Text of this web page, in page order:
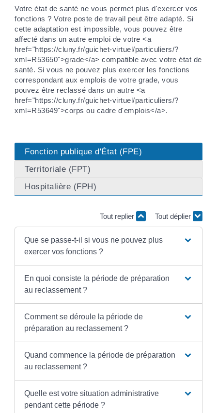
Votre état de santé ne vous permet plus d'exercer vos
fonctions ? Votre poste de travail peut être adapté. Si
cette adaptation est impossible, vous pouvez être
affecté dans un autre emploi de votre <a
href="https://cluny.fr/guichet-virtuel/particuliers/?
xml=R53650">grade</a> compatible avec votre état de
santé. Si vous ne pouvez plus exercer les fonctions
correspondant aux emplois de votre grade, vous
pouvez être reclassé dans un autre <a
href="https://cluny.fr/guichet-virtuel/particuliers/?
xml=R53649">corps ou cadre d'emplois</a>.
Fonction publique d'État (FPE)
Territoriale (FPT)
Hospitalière (FPH)
Tout replier Tout déplier
Que se passe-t-il si vous ne pouvez plus
exercer vos fonctions ?
En quoi consiste la période de préparation
au reclassement ?
Comment se déroule la période de
préparation au reclassement ?
Quand commence la période de préparation
au reclassement ?
Quelle est votre situation administrative
pendant cette période ?